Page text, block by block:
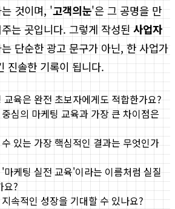
것이며, '고객의눈'은 그 공명을 만
는 곳입니다. 그렇게 작성된 사업자
단순한 광고 문구가 아닌, 한 사업가
진솔한 기록이 됩니다.
육은 완전 초보자에게도 적합한가요?
심의 마케팅 교육과 가장 큰 차이점은
있는 가장 핵심적인 결과는 무엇인가
케팅 실전 교육'이라는 이름처럼 실질
요?
속적인 성장을 기대할 수 있나요?